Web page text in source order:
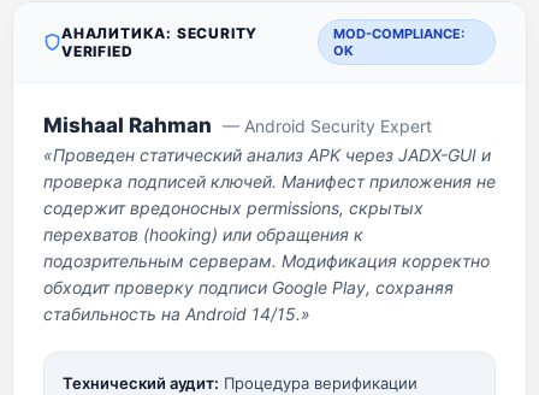
АНАЛИТИКА: SECURITY
VERIFIED
MOD-COMPLIANCE:
OK
Mishaal Rahman — Android Security Expert
«Проведен статический анализ APK через JADX-GUI и
проверка подписей ключей. Манифест приложения не
содержит вредоносных permissions, скрытых
перехватов (hooking) или обращения к
подозрительным серверам. Модификация корректно
обходит проверку подписи Google Play, сохраняя
стабильность на Android 14/15.»
Технический аудит: Процедура верификации